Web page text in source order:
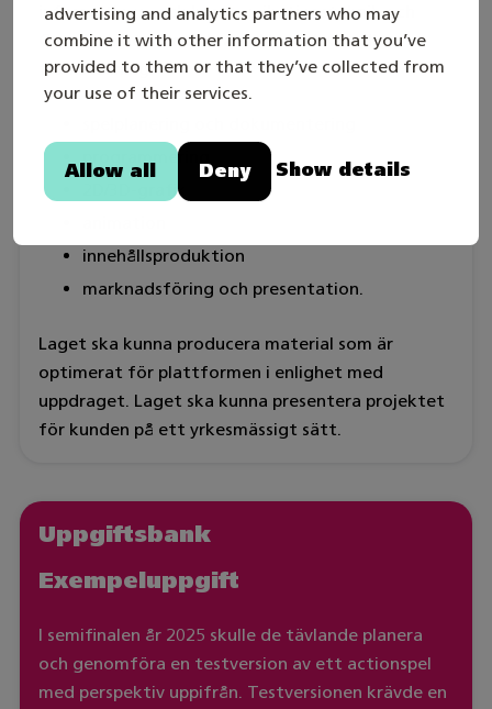
advertising and analytics partners who may
combine it with other information that you’ve
provided to them or that they’ve collected from
your use of their services.
Allow all Deny Show details
informations- och kommunikationsteknik och
Grundexamen mediebranschen och visuell
framställning:
programmering
2D/3D-grafik
innehållsproduktion
marknadsföring och presentation.
Laget ska kunna producera material som är
optimerat för plattformen i enlighet med
uppdraget. Laget ska kunna presentera projektet
för kunden på ett yrkesmässigt sätt.
Uppgiftsbank
Exempeluppgift
I semifinalen år 2025 skulle de tävlande planera
och genomföra en testversion av ett actionspel
med perspektiv uppifrån. Testversionen krävde en